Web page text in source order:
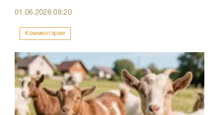
01.06.202608:20
Комментарии